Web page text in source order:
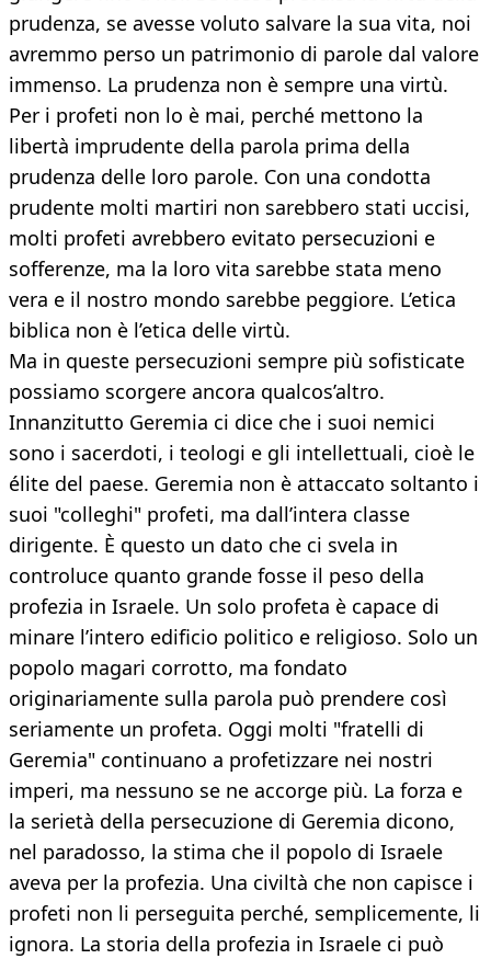
prudenza, se avesse voluto salvare la sua vita, noi
avremmo perso un patrimonio di parole dal valore
immenso. La prudenza non è sempre una virtù.
Per i profeti non lo è mai, perché mettono la
libertà imprudente della parola prima della
prudenza delle loro parole. Con una condotta
prudente molti martiri non sarebbero stati uccisi,
molti profeti avrebbero evitato persecuzioni e
sofferenze, ma la loro vita sarebbe stata meno
vera e il nostro mondo sarebbe peggiore. L’etica
biblica non è l’etica delle virtù.
Ma in queste persecuzioni sempre più sofisticate
possiamo scorgere ancora qualcos’altro.
Innanzitutto Geremia ci dice che i suoi nemici
sono i sacerdoti, i teologi e gli intellettuali, cioè le
élite del paese. Geremia non è attaccato soltanto i
suoi "colleghi" profeti, ma dall’intera classe
dirigente. È questo un dato che ci svela in
controluce quanto grande fosse il peso della
profezia in Israele. Un solo profeta è capace di
minare l’intero edificio politico e religioso. Solo un
popolo magari corrotto, ma fondato
originariamente sulla parola può prendere così
seriamente un profeta. Oggi molti "fratelli di
Geremia" continuano a profetizzare nei nostri
imperi, ma nessuno se ne accorge più. La forza e
la serietà della persecuzione di Geremia dicono,
nel paradosso, la stima che il popolo di Israele
aveva per la profezia. Una civiltà che non capisce i
profeti non li perseguita perché, semplicemente, li
ignora. La storia della profezia in Israele ci può